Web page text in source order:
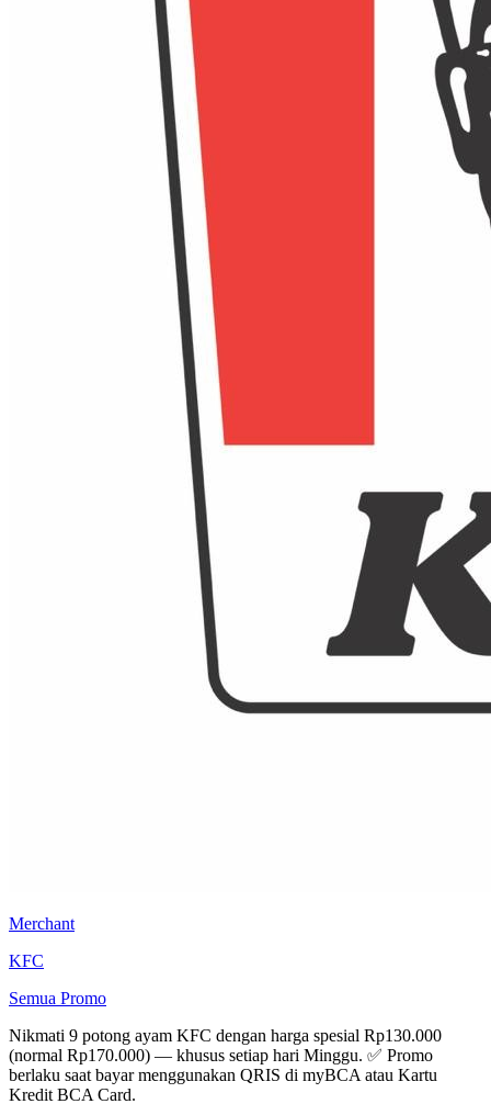
Merchant
KFC
Semua Promo
Nikmati 9 potong ayam KFC dengan harga spesial Rp130.000
(normal Rp170.000) — khusus setiap hari Minggu. ✅ Promo
berlaku saat bayar menggunakan QRIS di myBCA atau Kartu
Kredit BCA Card.